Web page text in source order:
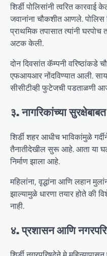
शिर्डी पोलिसांनी त्वरित कारवाई
जवानांना चौकशीत आणले. पोलिस
प्राथमिक तपासात त्यांनी
अटक केली.
दोन दिवसांत कॅम्पनी वरिष्ठांकडे
एफआयआर नोंदविण्यात आली.
सीसीटीव्ही फुटेजची पडताळणी
३. नागरिकांच्या
शिर्डी शहर आधीच भाविकांमुळे
तैनातीदेखील सुरू आहे. आता या
निर्माण झाला आहे.
महिलांना, वृद्धांना आणि लहान
झाल्यामुळे धारणा तयार होते की
नाही.
४. प्रशासन आणि